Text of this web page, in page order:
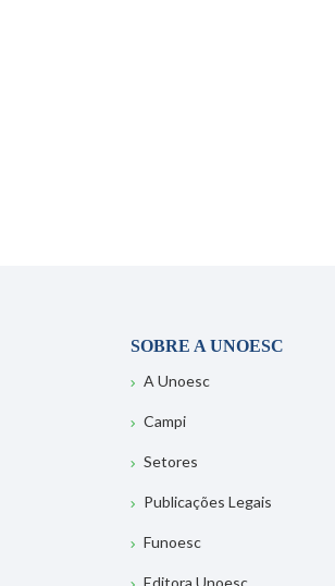
SOBRE A UNOESC
A Unoesc
Campi
Setores
Publicações Legais
Funoesc